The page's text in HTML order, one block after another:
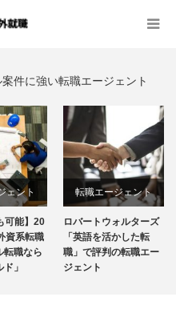
件に強い転職エージェント
ェント
可能】20
資系転職
転職なら
」
転職エージェント
ロバートウォルターズ
「英語を活かした転
職」で評判の転職エー
ジェント